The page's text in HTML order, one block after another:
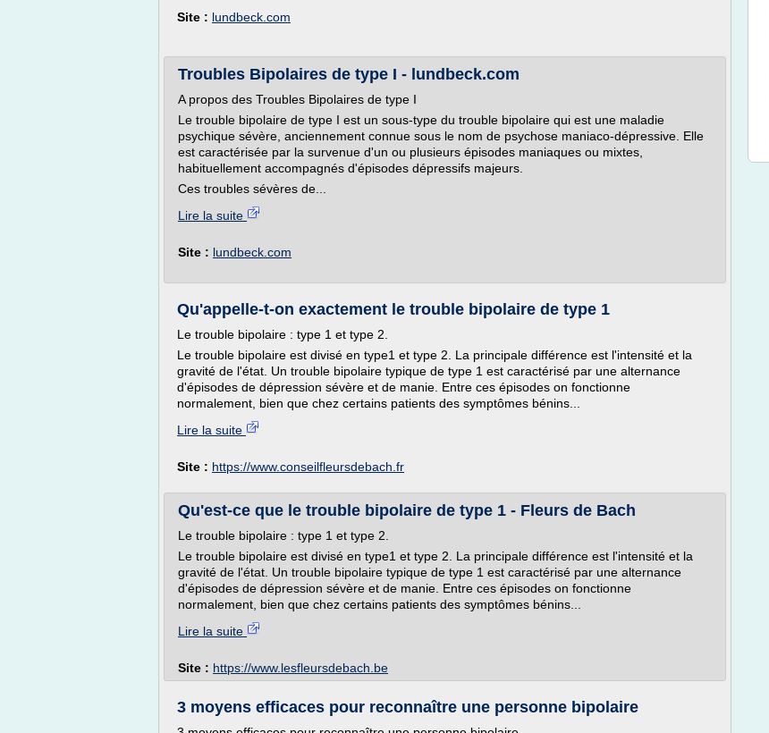
Site : lundbeck.com
Troubles Bipolaires de type I - lundbeck.com
A propos des Troubles Bipolaires de type I
Le trouble bipolaire de type I est un sous-type du trouble bipolaire qui est une maladie
psychique sévère, anciennement connue sous le nom de psychose maniaco-dépressive. Elle
est caractérisée par la survenue d'un ou plusieurs épisodes maniaques ou mixtes,
habituellement accompagnés d'épisodes dépressifs majeurs.
Ces troubles sévères de...
Lire la suite
Site : lundbeck.com
Qu'appelle-t-on exactement le trouble bipolaire de type 1
Le trouble bipolaire : type 1 et type 2.
Le trouble bipolaire est divisé en type1 et type 2. La principale différence est l'intensité et la
gravité de l'état. Un trouble bipolaire typique de type 1 est caractérisé par une alternance
d'épisodes de dépression sévère et de manie. Entre ces épisodes on fonctionne
normalement, bien que chez certains patients des symptômes bénins...
Lire la suite
Site : https://www.conseilfleursdebach.fr
Qu'est-ce que le trouble bipolaire de type 1 - Fleurs de Bach
Le trouble bipolaire : type 1 et type 2.
Le trouble bipolaire est divisé en type1 et type 2. La principale différence est l'intensité et la
gravité de l'état. Un trouble bipolaire typique de type 1 est caractérisé par une alternance
d'épisodes de dépression sévère et de manie. Entre ces épisodes on fonctionne
normalement, bien que chez certains patients des symptômes bénins...
Lire la suite
Site : https://www.lesfleursdebach.be
3 moyens efficaces pour reconnaître une personne bipolaire